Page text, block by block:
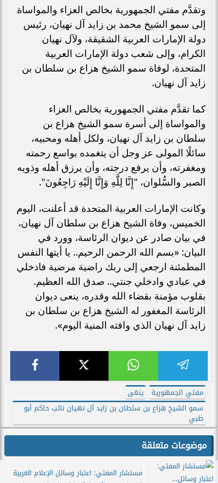
وتقدَّم مفتي الجمهورية بخالص العزاء والمواساة
إلى سمو الشيخ محمد بن زايد آل نهيان، رئيس
دولة الإمارات العربية الشقيقة، ولآل نهيان
الكرام، وإلى شعب دولة الإمارات العربية
المتحدة، لوفاة سمو الشيخ هزاع بن سلطان بن
زايد آل نهيان.
كما تقدَّم مفتي الجمهورية بخالص العزاء
والمواساة إلى أسرة سمو الشيخ هزاع بن
سلطان بن زايد آل نهيان، ولكل أهله ومحبيه،
سائلًا المولى عز وجل أن يتغمده بواسع رحمته
ومغفرته، وأن يرفع درجته، وأن يرزق أهله وذويه
الصبر والسُّلوان، "إِنَّا لِلَّهِ وَإِنَّا إِلَيْهِ رَاجِعُونَ".
وكانت الإمارات العربية المتحدة قد أعلنت، اليوم
الخميس، وفاة الشيخ هزاع بن سلطان آل نهيان،
في بيان صادر عن ديوان الرئاسة، وورد في
البيان: «بسم الله الرحمن الرحيم.. يا أيتها النفس
المطمئنة ارجعي إلى ربك راضية مرضية فادخلي
في عبادي وادخلي جنتي.. صدق الله العظيم.
بقلوب مؤمنة بقضاء الله وقدره، ينعى ديوان
الرئاسة المغفور له الشيخ هزاع بن سلطان بن
زايد آل نهيان الذي وافته المنية اليوم».
مفتي الجمهورية
ينعَى
سمو الشيخ هزاع بن سلطان بن زايد آل نهيان نائب حاكم أبو
ظبي
موضوعات متعلقة
مستشار المفتي: اعتبار وسائل الإعلام الغربية